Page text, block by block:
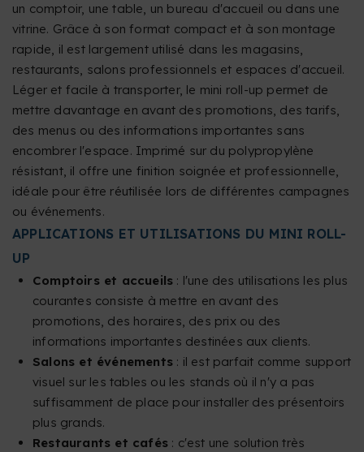
un comptoir, une table, un bureau d'accueil ou dans une
vitrine. Grâce à son format compact et à son montage
rapide, il est largement utilisé dans les magasins,
restaurants, salons professionnels et espaces d'accueil.
Léger et facile à transporter, le mini roll-up permet de
mettre davantage en avant des promotions, des tarifs,
des menus ou des informations importantes sans
encombrer l'espace. Imprimé sur du polypropylène
résistant, il offre une finition soignée et professionnelle,
idéale pour être réutilisée lors de différentes campagnes
ou événements.
APPLICATIONS ET UTILISATIONS DU MINI ROLL-
UP
Comptoirs et accueils : l'une des utilisations les plus
courantes consiste à mettre en avant des
promotions, des horaires, des prix ou des
informations importantes destinées aux clients.
Salons et événements : il est parfait comme support
visuel sur les tables ou les stands où il n'y a pas
suffisamment de place pour installer des présentoirs
plus grands.
Restaurants et cafés : c'est une solution très